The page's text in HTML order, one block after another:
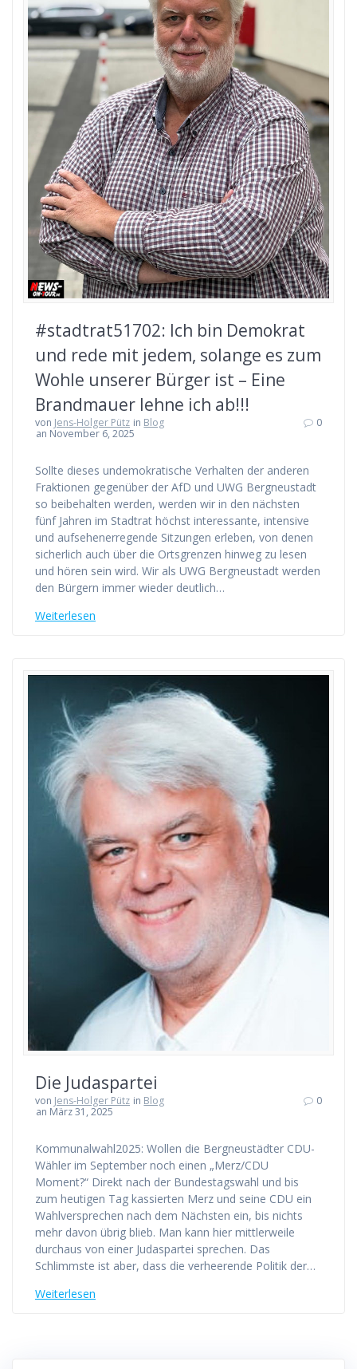
#stadtrat51702: Ich bin Demokrat
und rede mit jedem, solange es zum
Wohle unserer Bürger ist – Eine
Brandmauer lehne ich ab!!!
von Jens-Holger Pütz in Blog
an November 6, 2025
0
Sollte dieses undemokratische Verhalten der anderen
Fraktionen gegenüber der AfD und UWG Bergneustadt
so beibehalten werden, werden wir in den nächsten
fünf Jahren im Stadtrat höchst interessante, intensive
und aufsehenerregende Sitzungen erleben, von denen
sicherlich auch über die Ortsgrenzen hinweg zu lesen
und hören sein wird. Wir als UWG Bergneustadt werden
den Bürgern immer wieder deutlich…
Weiterlesen
Die Judaspartei
von Jens-Holger Pütz in Blog
an März 31, 2025
0
Kommunalwahl2025: Wollen die Bergneustädter CDU-
Wähler im September noch einen „Merz/CDU
Moment?“ Direkt nach der Bundestagswahl und bis
zum heutigen Tag kassierten Merz und seine CDU ein
Wahlversprechen nach dem Nächsten ein, bis nichts
mehr davon übrig blieb. Man kann hier mittlerweile
durchaus von einer Judaspartei sprechen. Das
Schlimmste ist aber, dass die verheerende Politik der…
Weiterlesen